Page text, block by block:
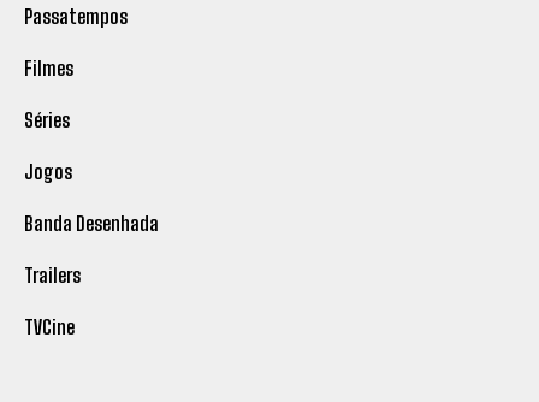
Passatempos
Filmes
Séries
Jogos
Banda Desenhada
Trailers
TVCine